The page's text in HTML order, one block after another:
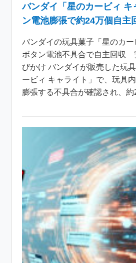
バンダイ「星のカービィ キ
ン電池膨張で約24万個自主
バンダイの玩具菓子「星のカー
ボタン電池不具合で自主回収
びかけ バンダイが販売した玩
ービィ キャライト」で、玩具
膨張する不具合が確認され、